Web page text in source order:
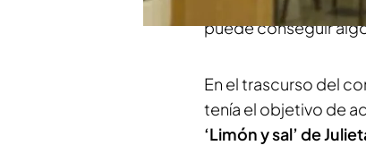
puede conseguir
En el trascurso del
tenía el objetivo de
‘Limón y sal’ de